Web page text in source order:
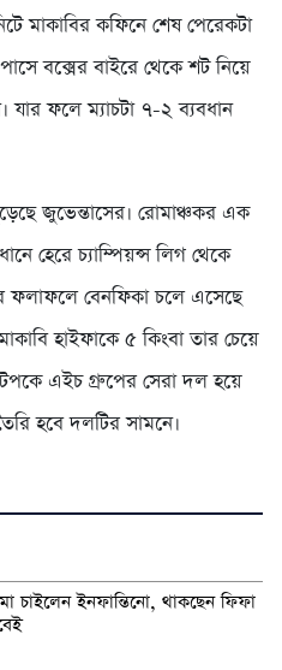
মাকাবির কফিনে শেষ পেরেকটা
বক্সের বাইরে থেকে শট নিয়ে
যার ফলে ম্যাচটা ৭-২ ব্যবধান
জুভেন্তাসের। রোমাঞ্চকর এক
হেরে চ্যাম্পিয়ন্স লিগ থেকে
ফলাফলে বেনফিকা চলে এসেছে
হাইফাকে ৫ কিংবা তার চেয়ে
এইচ গ্রুপের সেরা দল হয়ে
হবে দলটির সামনে।
চাইলেন ইনফান্তিনো, থাকছেন ফিফা